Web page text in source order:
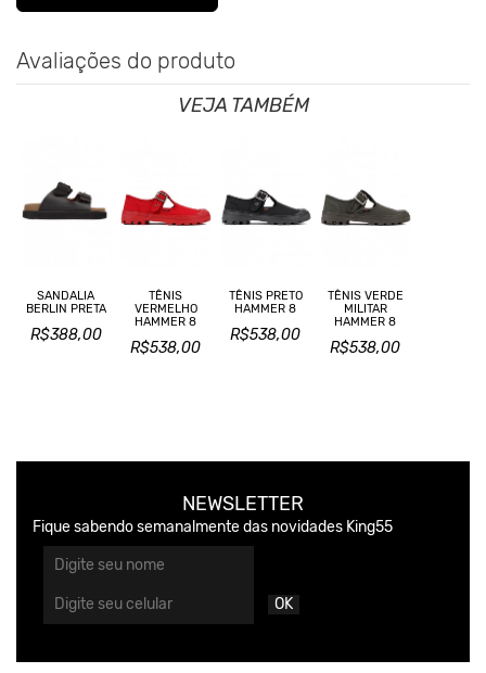
Avaliações do produto
VEJA TAMBÉM
SANDALIA
BERLIN PRETA
R$388,00
TÊNIS
VERMELHO
HAMMER 8
R$538,00
TÊNIS PRETO
HAMMER 8
R$538,00
TÊNIS VERDE
MILITAR
HAMMER 8
R$538,00
NEWSLETTER
Fique sabendo semanalmente das novidades King55
OK